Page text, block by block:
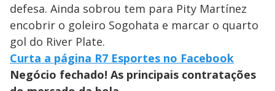
defesa. Ainda sobrou tem para Pity Martínez
encobrir o goleiro Sogohata e marcar o quarto
gol do River Plate.
Curta a página R7 Esportes no Facebook
Negócio fechado! As principais contratações